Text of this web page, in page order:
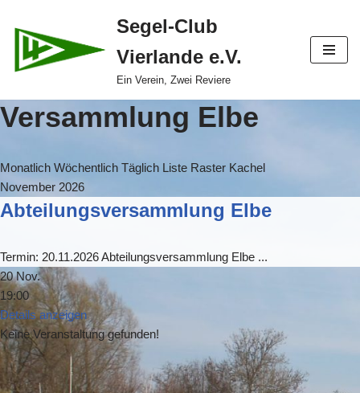
Zum
Inhalt
Segel-Club
Vierlande e.V.
Ein Verein, Zwei Reviere
Versammlung Elbe
Monatlich Wöchentlich Täglich Liste Raster Kachel
November 2026
Abteilungsversammlung Elbe
Termin: 20.11.2026 Abteilungsversammlung Elbe ...
20 Nov.
19:00
Details anzeigen
Keine Veranstaltung gefunden!